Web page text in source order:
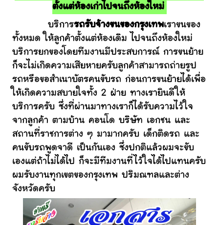
ตั้งแต่ห้องเก่าไปจนถึงห้องใหม่
บริการรถรับจ้างขนของกรุงเทพเราขนของ
ทั้งหมด ให้ลูกค้าตั้งแต่ห้องเดิม ไปจนถึงห้องใหม่
บริการยกของโดยทีมงานมีประสบการณ์ การขนย้าย
ก็จะไม่เกิดความเสียหายครับลูกค้าสามารถถ่ายรูป
รถหรือขอสำเนาบัตรคนขับรถ ก่อนการขนย้ายได้เพื่อ
ให้เกิดความสบายใจทั้ง 2 ฝ่าย ทางเรายินดีให้
บริการครับ ซึ่งที่ผ่านมาทางเราก็ได้รับความไว้ใจ
จากลูกค้า ตามบ้าน คอนโด บริษัท เอกชน และ
สถานที่ราชการต่าง ๆ มามากครับ เด็กติดรถ และ
คนขับรถพูดจาดี เป็นกันเอง ซึ่งปกติแล้วผมจะขับ
เองแต่ถ้าไม่ได้ไป ก็จะมีทีมงานที่ไว้ใจได้ไปแทนครับ
ผมรับงานทุกเขตของกรุงเทพ ปริมณฑลและต่าง
จังหวัดครับ